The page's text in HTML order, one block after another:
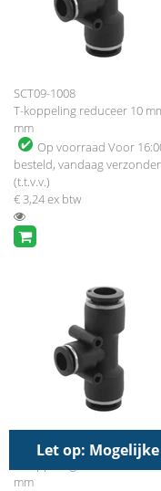
Let op:
SCT09-1008
T-koppeling reduceer 10
mm
Op voorraad Voor
besteld, vandaag
(t.t.v.v.)
€ 3,24ex btw
SCT09-1210
T-koppeling reduceer 12 mm
mm